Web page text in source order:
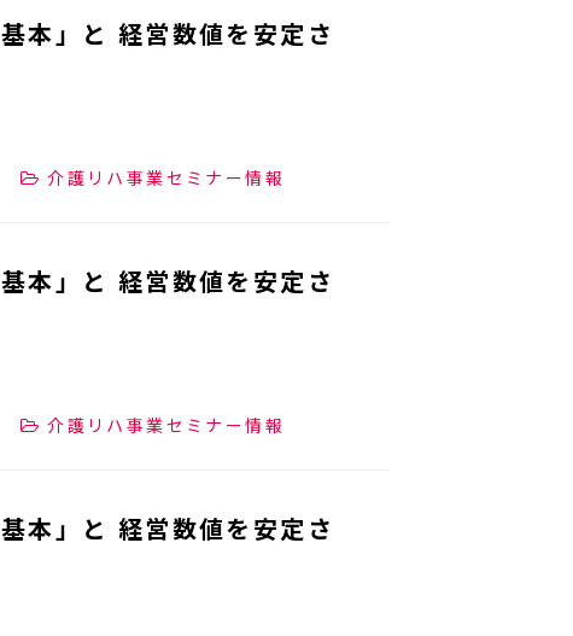
本」と 経営数値を安定さ
介護リハ事業セミナー情報
本」と 経営数値を安定さ
介護リハ事業セミナー情報
本」と 経営数値を安定さ